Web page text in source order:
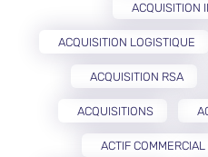
ACQUISITION
ACQUISITION LOGISTIQUE
ACQUISITION RSA
ACQUISITIONS
ACTIF COMMERCIAL